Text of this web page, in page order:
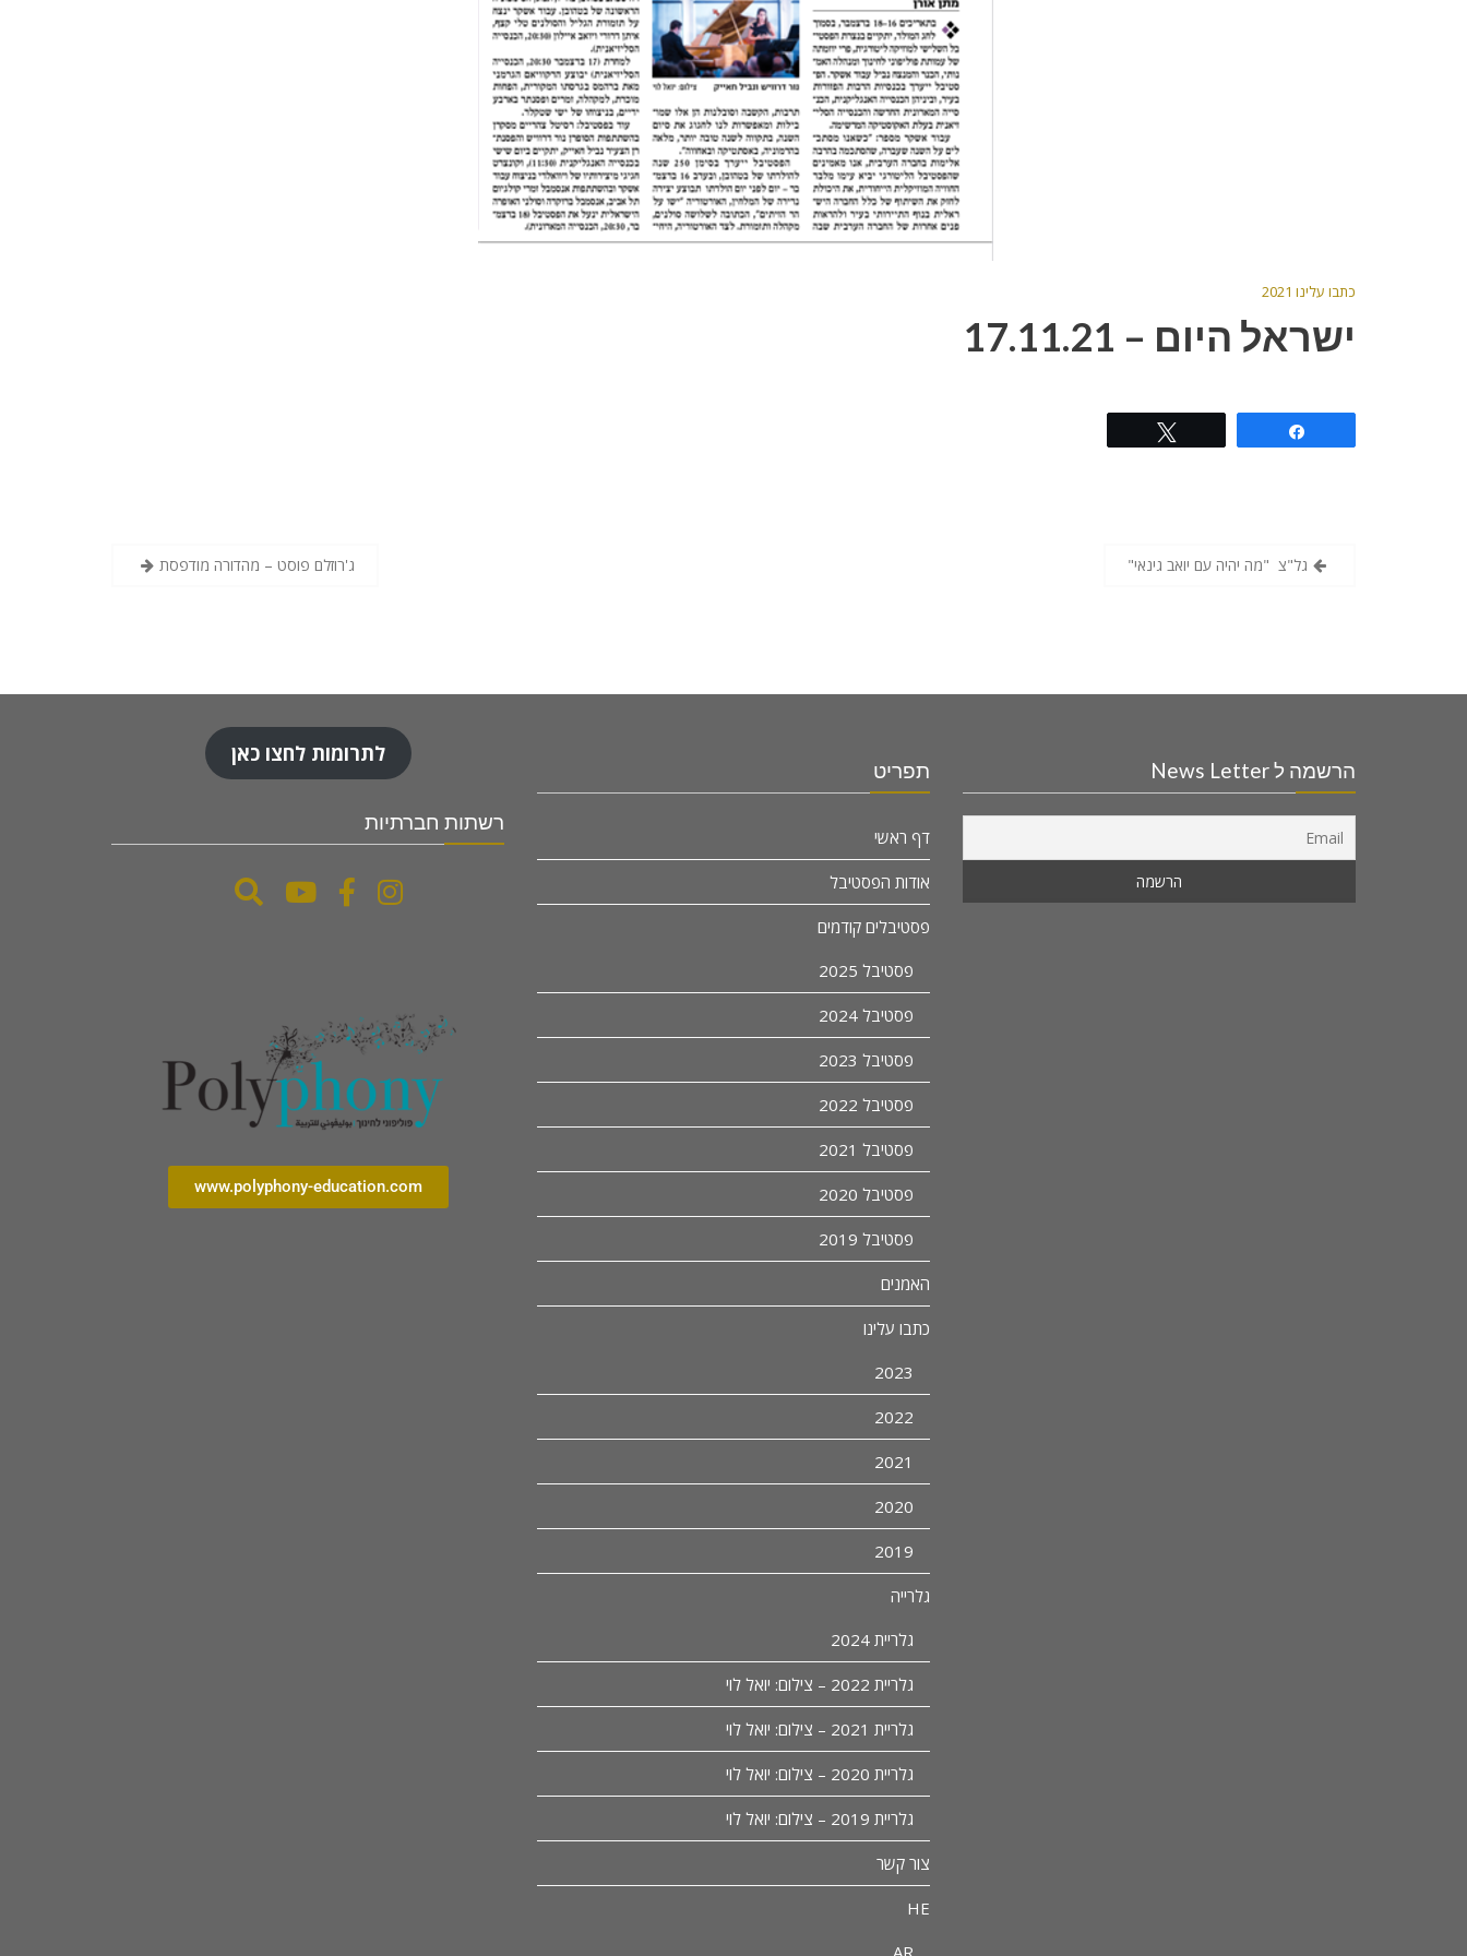
כתבו עלינו 2021
ישראל היום – 17.11.21
גל"צ "מה יהיה עם יואב גינאי" ג'רוזלם פוסט – מהדורה מודפסת
הרשמה ל News Letter תפריט
דף ראשי
אודות הפסטיבל
פסטיבלים קודמים
פסטיבל 2025
פסטיבל 2024
פסטיבל 2023
פסטיבל 2022
פסטיבל 2021
פסטיבל 2020
פסטיבל 2019
האמנים
כתבו עלינו
2023
2022
2021
2020
2019
גלרייה
גלריית 2024
גלריית 2022 – צילום: יואל לוי
גלריית 2021 – צילום: יואל לוי
גלריית 2020 – צילום: יואל לוי
גלריית 2019 – צילום: יואל לוי
צור קשר
HE
AR
לתרומות לחצו כאן
רשתות חברתיות
www.polyphony-education.com